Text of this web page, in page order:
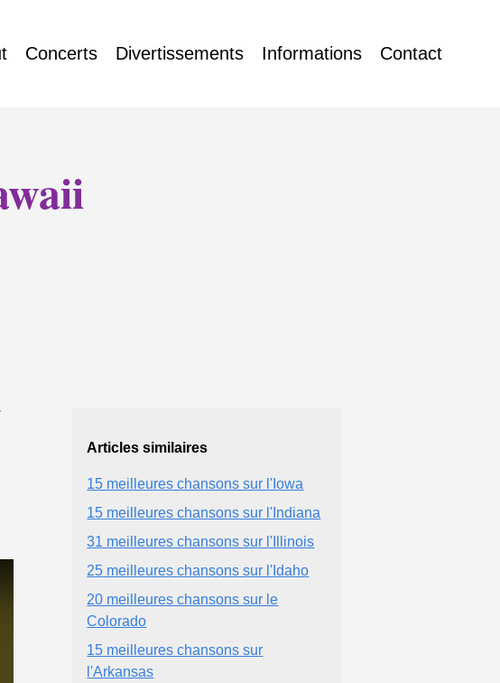
Concerts Divertissements Informations Contact
Articles similaires
15 meilleures chansons sur l'Iowa
15 meilleures chansons sur l'Indiana
31 meilleures chansons sur l'Illinois
25 meilleures chansons sur l'Idaho
20 meilleures chansons sur le
Colorado
15 meilleures chansons sur
l'Arkansas